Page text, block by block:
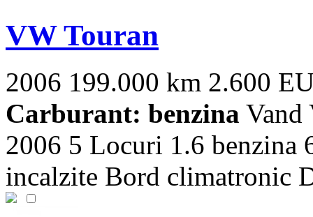
VW Touran
2006 199.000 km 2.600
Carburant: benzina
2006 5 Locuri 1.6 benzina
incalzite Bord climatronic